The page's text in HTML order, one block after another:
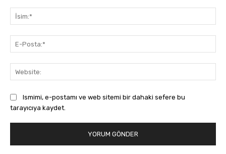
Ismimi, e-postamı ve web sitemi bir dahaki sefere bu
tarayıcıya kaydet.